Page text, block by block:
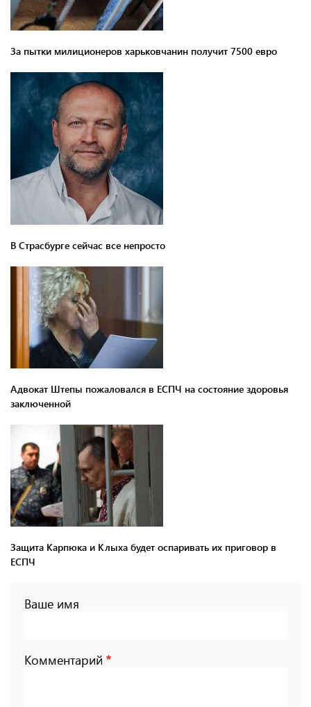
За пытки милиционеров харьковчанин получит 7500 евро
В Страсбурге сейчас все непросто
Адвокат Штепы пожаловался в ЕСПЧ на состояние здоровья
заключенной
Защита Карпюка и Клыха будет оспаривать их приговор в
ЕСПЧ
Ваше имя
Комментарий